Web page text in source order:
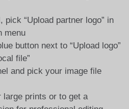
pick “Upload partner logo” in
menu
button next to “Upload logo”
file”
and pick your image file
large prints or to get a